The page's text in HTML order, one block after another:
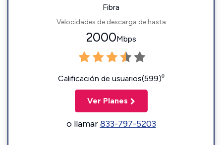
Fibra
Velocidades de descarga de hasta
2000Mbps
Calificación de usuarios(599)◊
Ver Planes
o llamar833-797-5203